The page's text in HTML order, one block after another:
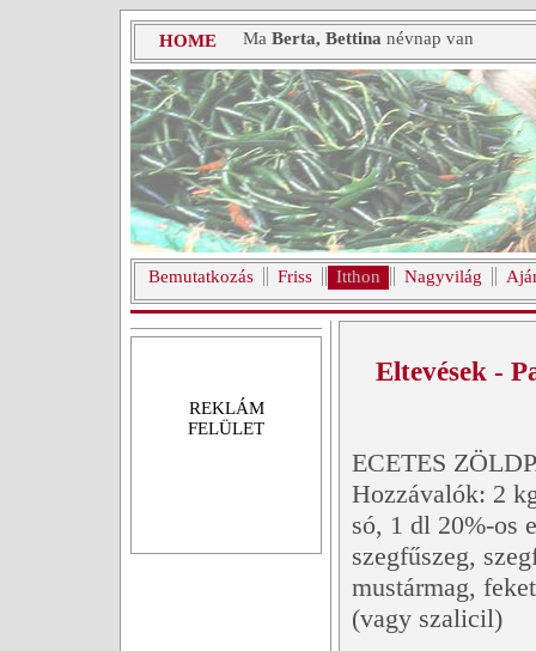
HOME Ma Berta, Bettina névnap van
Bemutatkozás Friss Itthon Nagyvilág
REKLÁM
FELÜLET
Eltevések -
ECETES
Hozzávalók: 2
só, 1 dl 20%-os
szegfűszeg,
mustármag,
(vagy szalicil)